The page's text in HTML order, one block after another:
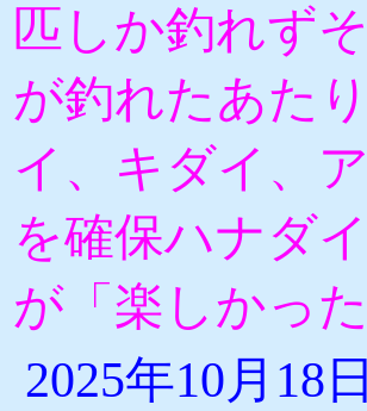
匹しか釣れず
が釣れたあた
イ、キダイ、
を確保ハナダ
が「楽しかっ
2025年10月18日